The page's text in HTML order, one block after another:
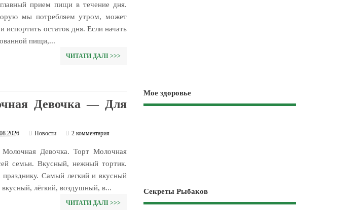
прием пищи в течение дня.
мы потребляем утром, может
испортить остаток дня. Если начать
пищи,...
ЧИТАТИ ДАЛІ >>>
Девочка — Для
Новости 2 комментария
Девочка. Торт Молочная
семьи. Вкусный, нежный тортик.
Самый легкий и вкусный
лёгкий, воздушный, в...
ЧИТАТИ ДАЛІ >>>
Мое здоровье
Секреты Рыбаков